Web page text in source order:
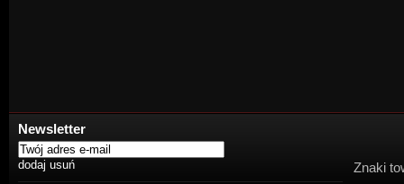
Newsletter
Znaki